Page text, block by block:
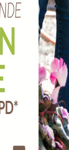
entrée.